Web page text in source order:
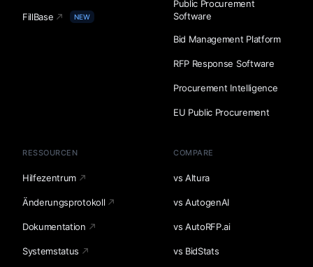
FillBase NEW
Public Procurement
Software
Bid Management Platform
RFP Response Software
Procurement Intelligence
EU Public Procurement
RESSOURCEN
Hilfezentrum
Änderungsprotokoll
Dokumentation
Systemstatus
COMPARE
vs Altura
vs AutogenAI
vs AutoRFP.ai
vs BidStats